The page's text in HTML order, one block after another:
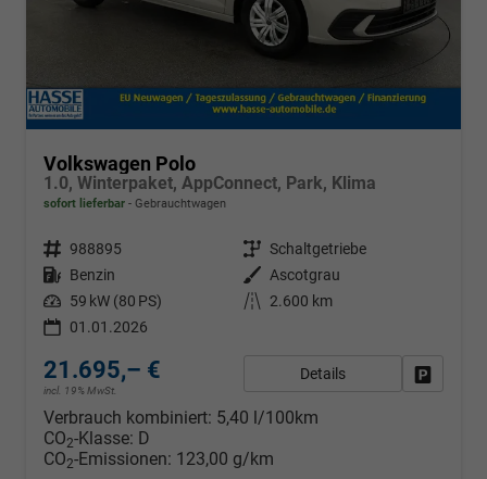
Volkswagen Polo
1.0, Winterpaket, AppConnect, Park, Klima
sofort lieferbar Gebrauchtwagen
Fahrzeugnr. 988895 Getriebe Schaltgetriebe
Kraftstoff Benzin Außenfarbe
Ascotgrau
Leistung 59 kW (80 PS) Kilometerstand
2.600 km
01.01.2026
21.695,– €
incl. 19% MwSt.
Details
Verbrauch kombiniert: 5,40 l/100km
CO2-Klasse: D
CO2-Emissionen: 123,00 g/km